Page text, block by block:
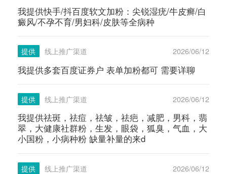
我提供快手/抖百度软文加粉：尖锐湿疣/牛皮癣/白
癜风/不孕不育/男妇科/皮肤等全病种
提供 线上推广渠道 2026/06/12
我提供多套百度证券户 表单加粉都可 需要详聊
提供 线上推广渠道 2026/06/12
我提供祛斑，祛痘，祛皱，祛疤，减肥，男科，翡
翠，大健康社群粉，生发，眼袋，狐臭，气血，大
小国粉，小病种粉 缺量补量的来d
提供 线上推广渠道 2026/06/12